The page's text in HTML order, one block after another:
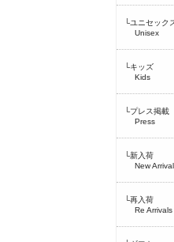
└ユニセック
Unisex
└キッズ
Kids
└プレス掲載
Press
└新入荷
New
└再入荷
Re Arrivals